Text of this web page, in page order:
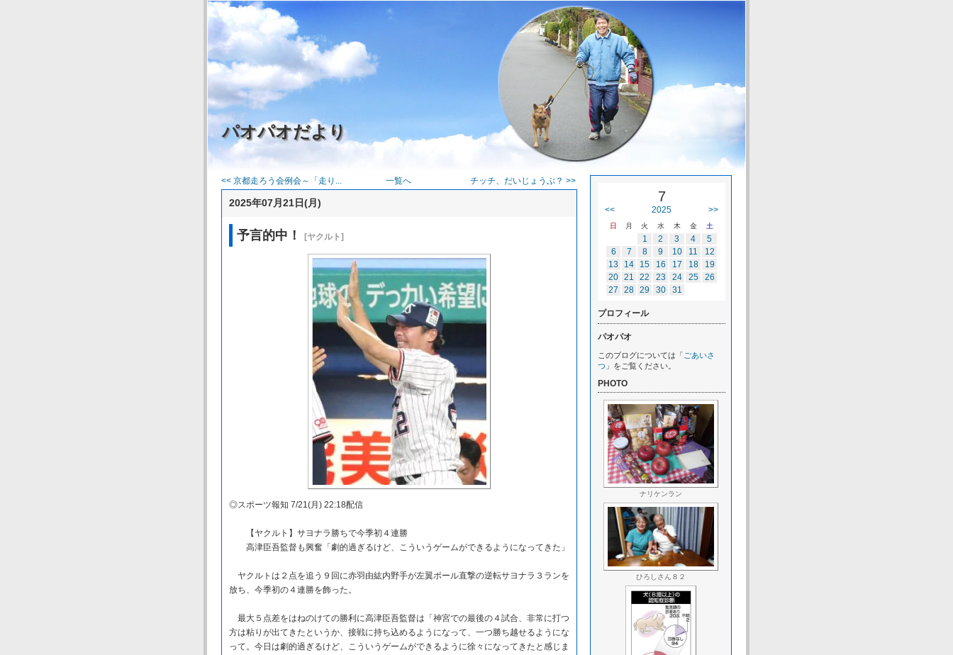
パオパオだより
<< 京都走ろう会例会～「走り... 一覧へ チッチ、だいじょうぶ？ >>
2025年07月21日(月)
予言的中！ [ヤクルト]
◎スポーツ報知 7/21(月) 22:18配信
【ヤクルト】サヨナラ勝ちで今季初４連勝
高津臣吾監督も興奮「劇的過ぎるけど、こういうゲームができるようになってきた」
ヤクルトは２点を追う９回に赤羽由紘内野手が左翼ポール直撃の逆転サヨナラ３ランを
放ち、今季初の４連勝を飾った。
最大５点差をはねのけての勝利に高津臣吾監督は「神宮での最後の４試合、非常に打つ
方は粘りが出てきたというか、接戦に持ち込めるようになって、一つ勝ち越せるようにな
って。今日は劇的過ぎるけど、こういうゲームができるように徐々になってきたと感じま
7
<< 2025 >>
日 月 火 水 木 金 土
1 2 3 4
5
6
7 8 9 10 11
12
13
14 15 16 17 18
19
20 21 22 23 24 25
26
27
28 29 30 31
プロフィール
パオパオ
このブログについては「 ごあいさ
つ 」をご覧ください。
PHOTO
ナリケンラン
ひろしさん８２